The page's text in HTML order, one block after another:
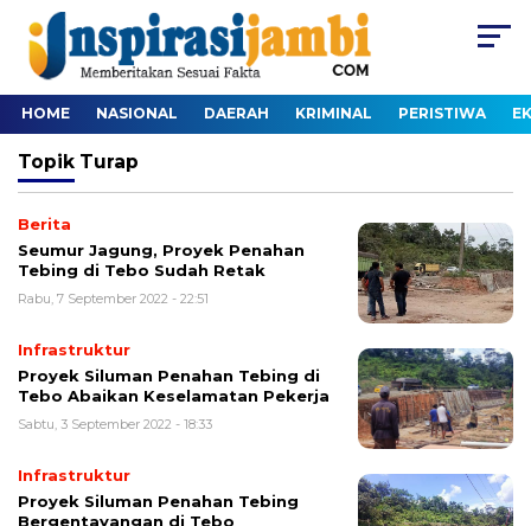
HOME NASIONAL DAERAH KRIMINAL PERISTIWA
Topik Turap
Berita
Seumur Jagung, Proyek Penahan
Tebing di Tebo Sudah Retak
Rabu, 7 September 2022 - 22:51
Infrastruktur
Proyek Siluman Penahan Tebing di
Tebo Abaikan Keselamatan Pekerja
Sabtu, 3 September 2022 - 18:33
Infrastruktur
Proyek Siluman Penahan Tebing
Bergentayangan di Tebo